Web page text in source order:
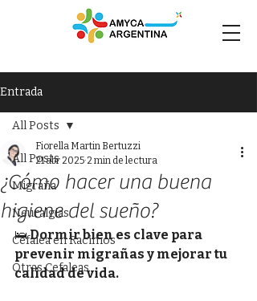
Entrada
All Posts
Migraña
Neuralgias
Cefalea en Racimos
Otras Cefaleas
All Posts
¿Cómo hacer una buena
higiene del sueño?
Fiorella Martin Bertuzzi
21 abr 2025 2 min de lectura
🛌 Dormir bien es clave para
prevenir migrañas y mejorar tu
calidad de vida.